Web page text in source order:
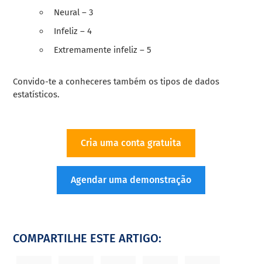
Neural – 3
Infeliz – 4
Extremamente infeliz – 5
Convido-te a conheceres também os tipos de dados
estatísticos.
Cria uma conta gratuita
Agendar uma demonstração
COMPARTILHE ESTE ARTIGO: